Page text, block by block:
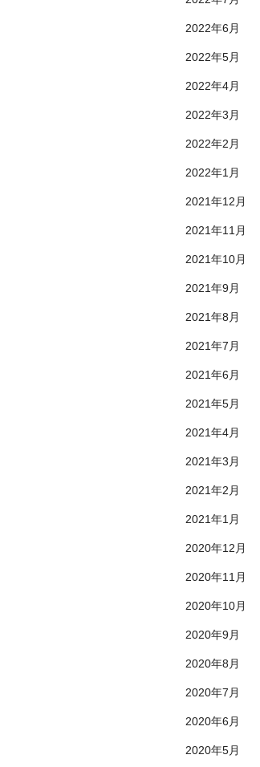
2022年6月
2022年5月
2022年4月
2022年3月
2022年2月
2022年1月
2021年12月
2021年11月
2021年10月
2021年9月
2021年8月
2021年7月
2021年6月
2021年5月
2021年4月
2021年3月
2021年2月
2021年1月
2020年12月
2020年11月
2020年10月
2020年9月
2020年8月
2020年7月
2020年6月
2020年5月